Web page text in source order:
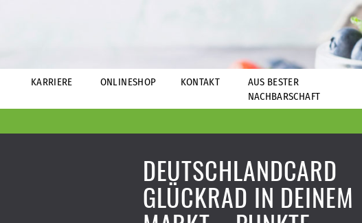
KARRIERE ONLINESHOP KONTAKT
AUS BESTER
NACHBARSCHAFT
DEUTSCHLANDCARD
GLÜCKRAD IN DEINEM